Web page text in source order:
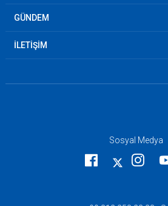
GÜNDEM
İLETİŞİM
Sosyal Medya